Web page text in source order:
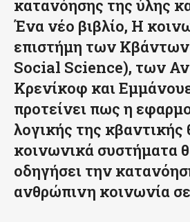
κατανόησης της ύλης
Ένα νέο βιβλίο, Η
επιστήμη των
Social Science), των
Κρενίκοφ και
προτείνει πως η
λογικής της κβαντικής
κοινωνικά συστήματα
οδηγήσει την
ανθρώπινη κοινωνία